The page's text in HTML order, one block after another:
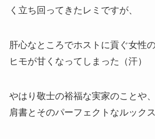
く立ち回ってきたレミですが、
肝心なところでホストに貢ぐ女性
ヒモが甘くなってしまった（汗）
やはり敬士の裕福な実家のことや
肩書とそのパーフェクトなルックス